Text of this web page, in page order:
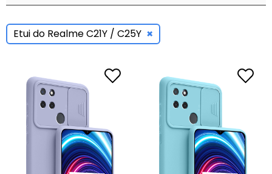
Etui do Realme C21Y / C25Y ×